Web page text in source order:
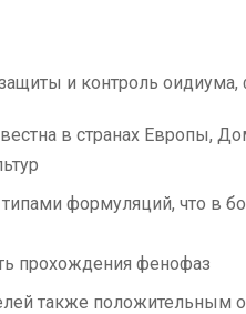
и контроль оидиума,
в странах Европы,
формуляций, что в
прохождения фенофаз
также положительным